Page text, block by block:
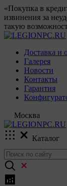
«Покупка в
извинения за
такую
Доставка и
Галерея
Новости
Контакты
Гарантия
Москва
Каталог